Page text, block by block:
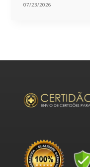
07/23/2026